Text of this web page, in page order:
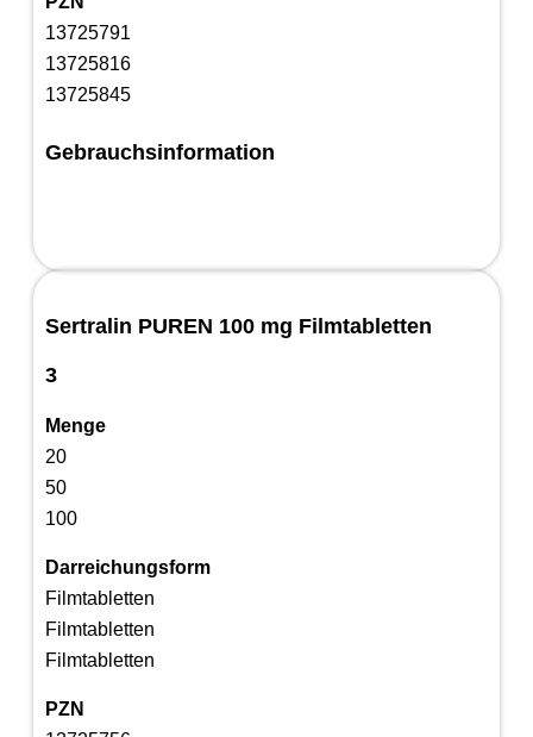
13725791
13725816
13725845
Gebrauchsinformation
Sertralin PUREN 100 mg Filmtabletten
3
Menge
20
50
100
Darreichungsform
Filmtabletten
Filmtabletten
Filmtabletten
PZN